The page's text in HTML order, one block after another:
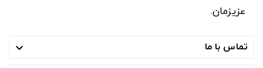
عزیزمان.
تماس با ما 